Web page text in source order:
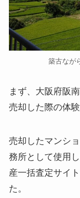
築古なが
まず、大阪府阪
売却した際の体
売却したマンシ
務所として使用
産一括査定サイ
た。